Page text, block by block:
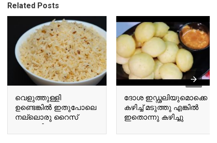
Related Posts
വെളുത്തുള്ളി
ഉണ്ടെങ്കിൽ ഇതുപോലെ
നല്ലൊരു റൈസ്
you have garlic, you can
ദോശ ഇഡ്ഢലിയുമൊക്കെ
കഴിച്ച് മടുത്തു എങ്കിൽ
ഇതൊന്നു കഴിച്ചു
of eating dosa and idli,